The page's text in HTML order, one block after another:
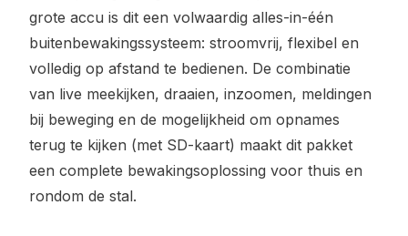
grote accu is dit een volwaardig alles-in-één
buitenbewakingssysteem: stroomvrij, flexibel en
volledig op afstand te bedienen. De combinatie
van live meekijken, draaien, inzoomen, meldingen
bij beweging en de mogelijkheid om opnames
terug te kijken (met SD-kaart) maakt dit pakket
een complete bewakingsoplossing voor thuis en
rondom de stal.